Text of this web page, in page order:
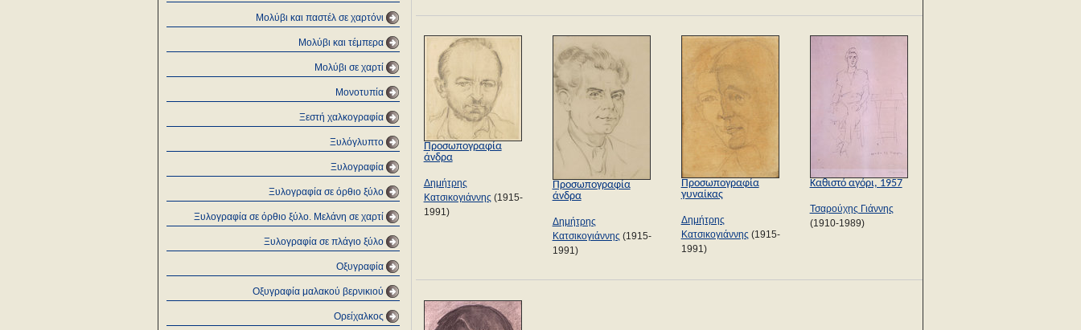
Μολύβι και παστέλ σε χαρτόνι
Μολύβι και τέμπερα
Μολύβι σε χαρτί
Μονοτυπία
Ξεστή χαλκογραφία
Ξυλόγλυπτο
Ξυλογραφία
Ξυλογραφία σε όρθιο ξύλο
Ξυλογραφία σε όρθιο ξύλο. Μελάνη σε χαρτί
Ξυλογραφία σε πλάγιο ξύλο
Οξυγραφία
Οξυγραφία μαλακού βερνικιού
Ορείχαλκος
Προσωπογραφία
άνδρα
Δημήτρης
Κατσικογιάννης (1915-
1991)
Προσωπογραφία
άνδρα
Δημήτρης
Κατσικογιάννης (1915-
1991)
Προσωπογραφία
γυναίκας
Δημήτρης
Κατσικογιάννης (1915-
1991)
Καθιστό αγόρι, 1957
Τσαρούχης Γιάννης
(1910-1989)